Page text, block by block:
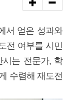
서 얻은 성과와
전 여부를 시민
시는 전문가, 학
수렴해 재도전